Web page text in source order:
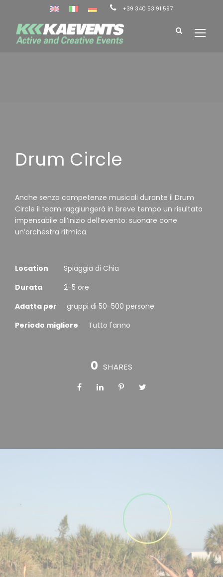
+39 340 53 91 597
Drum Circle
Anche senza competenze musicali durante il Drum
Circle il team raggiungerà in breve tempo un risultato
impensabile all’inizio dell’evento: suonare cone
un’orchestra ritmica.
Location
Spiaggia di Chia
Durata
2-5 ore
Adatta per
gruppi di 50-500 persone
Periodo migliore
Tutto l'anno
0 SHARES